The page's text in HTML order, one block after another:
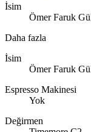
İsim
Ömer Faruk
Daha fazla
İsim
Ömer Faruk
Espresso Makinesi
Yok
Değirmen